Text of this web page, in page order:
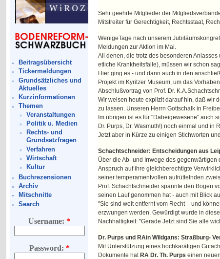
Beitragsübersicht
Tickermeldungen
Grundsätzliches und
Aktuelles
Kurzinformationen
Themen
Veranstaltungen
Politik u. Medien
Rechts- und
Grundsatzfragen
Verfahren
Wirtschaft
Kultur
Buchrezensionen
Archiv
Mitschnitte
Search
Username:*
Password: *
Sehr geehrte Mitglieder der
Mitstreiter für Gerechtigkeit, Rechtsstaat,
WenigeTage nach unserem
Meldungen zur Aktion im Mai.
All denen, die trotz des besonderen
etliche Krankheitsfälle), müssen wir schon
Hier ging es - und dann auch in den
Projekt im Kyritzer Museum, um das
Abschlußvortrag von Prof. Dr.
Wir weisen heute explizit darauf hin, daß wir
zu lassen. Unseren Herrn Gottschalk in
Im übrigen ist es für "Dabeigewesene" auch
Dr. Purps, Dr. Wasmuth!) noch einmal und
Jetzt aber in Kürze zu einigen Stichworten
Schachtschneider: Entscheidungen aus
Über die Ab- und Irrwege des
Anspruch auf ihre gleichberechtigte
seiner temperamentvollen aufrüttelnden
Prof. Schachtschneider spannte den Bogen
seinen Lauf genommen hat - auch mit Blick
"Sie sind weit entfernt vom Recht – und
erzwungen werden. Gewürdigt wurde in
Nachhaltigkeit: "Gerade Jetzt sind Sie alle
Dr. Purps und RAin Wildgans: Straßburg-
Mit Unterstützung eines hochkarätigen
Dokumente hat RA Dr. Th. Purps einen